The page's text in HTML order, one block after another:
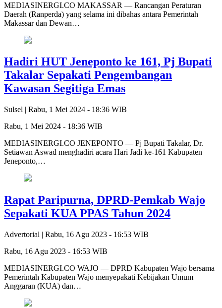
MEDIASINERGI.CO MAKASSAR — Rancangan Peraturan
Daerah (Ranperda) yang selama ini dibahas antara Pemerintah
Makassar dan Dewan…
Hadiri HUT Jeneponto ke 161, Pj Bupati
Takalar Sepakati Pengembangan
Kawasan Segitiga Emas
Sulsel | Rabu, 1 Mei 2024 - 18:36 WIB
Rabu, 1 Mei 2024 - 18:36 WIB
MEDIASINERGI.CO JENEPONTO — Pj Bupati Takalar, Dr.
Setiawan Aswad menghadiri acara Hari Jadi ke-161 Kabupaten
Jeneponto,…
Rapat Paripurna, DPRD-Pemkab Wajo
Sepakati KUA PPAS Tahun 2024
Advertorial | Rabu, 16 Agu 2023 - 16:53 WIB
Rabu, 16 Agu 2023 - 16:53 WIB
MEDIASINERGI.CO WAJO — DPRD Kabupaten Wajo bersama
Pemerintah Kabupaten Wajo menyepakati Kebijakan Umum
Anggaran (KUA) dan…